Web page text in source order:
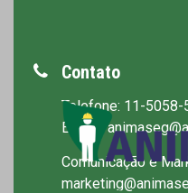
Contato
Telefone: 11-5058-
E-mail:
Comunicação e